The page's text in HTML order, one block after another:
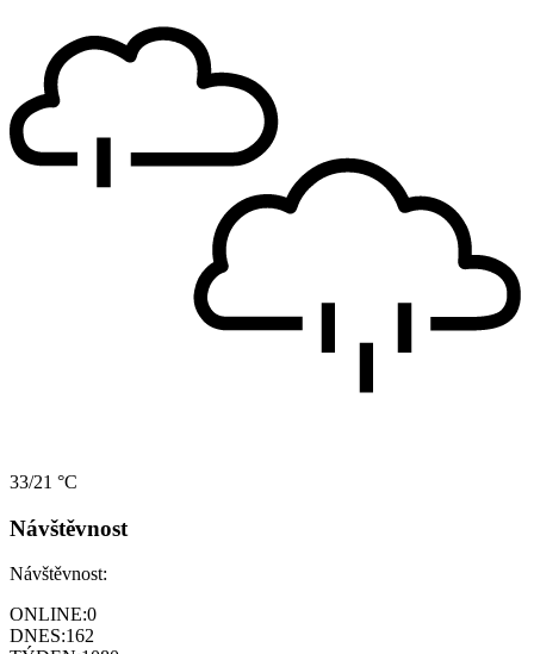
33/21 °C
Návštěvnost
Návštěvnost:
ONLINE:0
DNES:162